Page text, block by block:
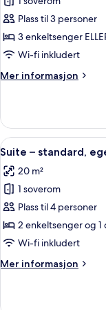
av
Tremannsrom
–
standard,
bad
Plass til 3 personer
3 enkeltsenger
Wi-fi inkludert
Mer informasjon
Mer
–
standard,
eget
Åpne
alle
bildene
av
Suite
–
standard,
bad
12
Suite – standard,
20 m²
1 soverom
Plass til 4 personer
2 enkeltsenger og
Wi-fi inkludert
Mer informasjon
Mer